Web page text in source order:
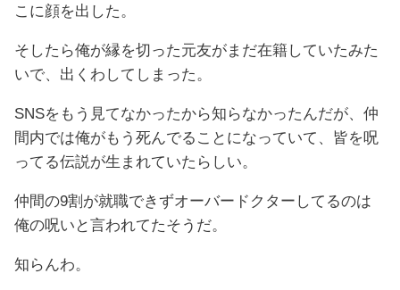
こに顔を出した。
そしたら俺が縁を切った元友がまだ在籍していたみた
いで、出くわしてしまった。
SNSをもう見てなかったから知らなかったんだが、仲
間内では俺がもう死んでることになっていて、皆を呪
ってる伝説が生まれていたらしい。
仲間の9割が就職できずオーバードクターしてるのは
俺の呪いと言われてたそうだ。
知らんわ。